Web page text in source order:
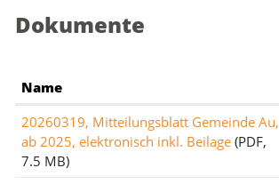
Dokumente
Name
20260319, Mitteilungsblatt Gemeinde Au,
ab 2025, elektronisch inkl. Beilage (PDF,
7.5 MB)